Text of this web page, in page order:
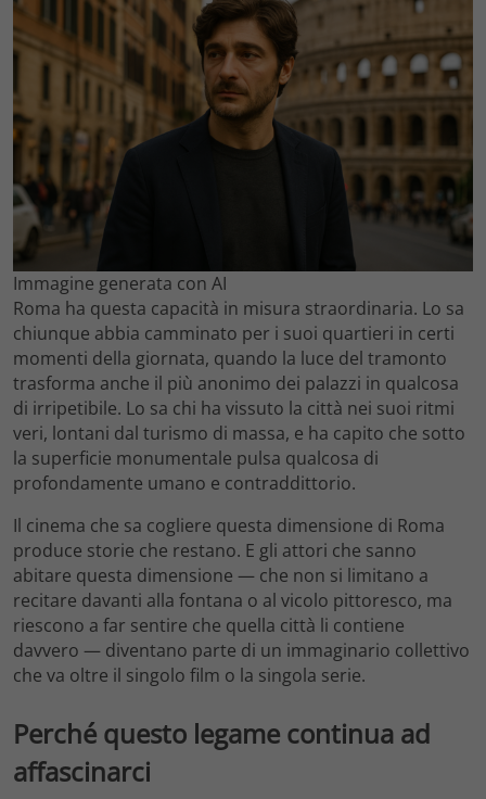
Immagine generata con AI
Roma ha questa capacità in misura straordinaria. Lo sa
chiunque abbia camminato per i suoi quartieri in certi
momenti della giornata, quando la luce del tramonto
trasforma anche il più anonimo dei palazzi in qualcosa
di irripetibile. Lo sa chi ha vissuto la città nei suoi ritmi
veri, lontani dal turismo di massa, e ha capito che sotto
la superficie monumentale pulsa qualcosa di
profondamente umano e contraddittorio.
Il cinema che sa cogliere questa dimensione di Roma
produce storie che restano. E gli attori che sanno
abitare questa dimensione — che non si limitano a
recitare davanti alla fontana o al vicolo pittoresco, ma
riescono a far sentire che quella città li contiene
davvero — diventano parte di un immaginario collettivo
che va oltre il singolo film o la singola serie.
Perché questo legame continua ad
affascinarci